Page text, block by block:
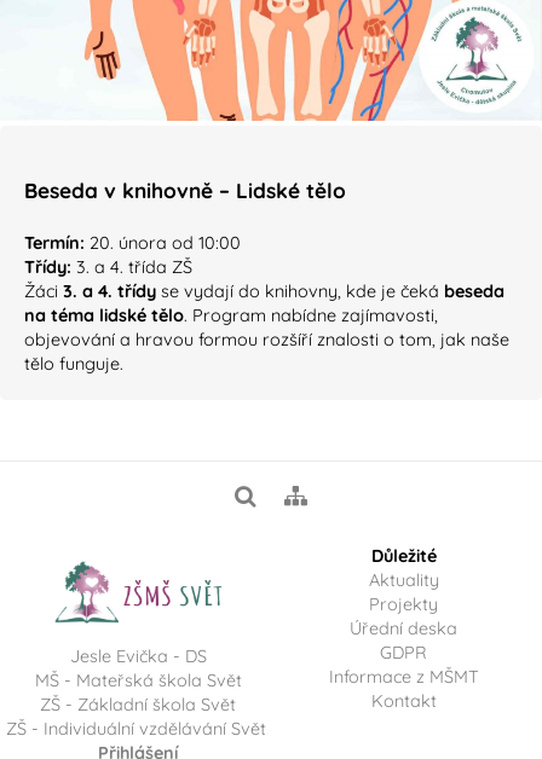
Beseda v knihovně – Lidské tělo
Termín: 20. února od 10:00
Třídy: 3. a 4. třída ZŠ
Žáci 3. a 4. třídy se vydají do knihovny, kde je čeká beseda
na téma lidské tělo. Program nabídne zajímavosti,
objevování a hravou formou rozšíří znalosti o tom, jak naše
tělo funguje.
Jesle Evička - DS
MŠ - Mateřská škola Svět
ZŠ - Základní škola Svět
ZŠ - Individuální vzdělávání Svět
Přihlášení
Důležité
Aktuality
Projekty
Úřední deska
GDPR
Informace z MŠMT
Kontakt